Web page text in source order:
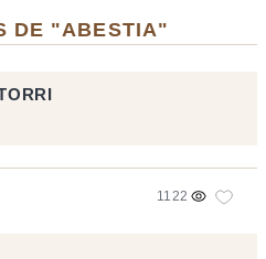
DE "ABESTIA"
1122